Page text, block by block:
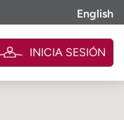
English
INICIA SESIÓN